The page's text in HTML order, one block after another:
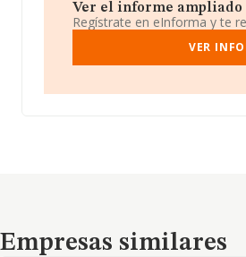
Ver el informe ampliado
Regístrate en eInforma y te
VER
Empresas similares
Empresas similares